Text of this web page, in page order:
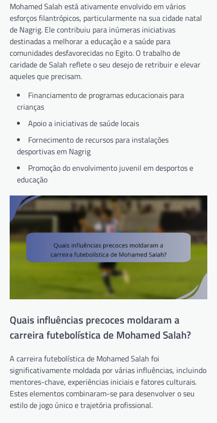
Mohamed Salah está ativamente envolvido em vários
esforços filantrópicos, particularmente na sua cidade natal
de Nagrig. Ele contribuiu para inúmeras iniciativas
destinadas a melhorar a educação e a saúde para
comunidades desfavorecidas no Egito. O trabalho de
caridade de Salah reflete o seu desejo de retribuir e elevar
aqueles que precisam.
Financiamento de programas educacionais para
crianças
Apoio a iniciativas de saúde locais
Fornecimento de recursos para instalações
desportivas em Nagrig
Promoção do envolvimento juvenil em desportos e
educação
Quais influências precoces moldaram a
carreira futebolística de Mohamed Salah?
A carreira futebolística de Mohamed Salah foi
significativamente moldada por várias influências, incluindo
mentores-chave, experiências iniciais e fatores culturais.
Estes elementos combinaram-se para desenvolver o seu
estilo de jogo único e trajetória profissional.